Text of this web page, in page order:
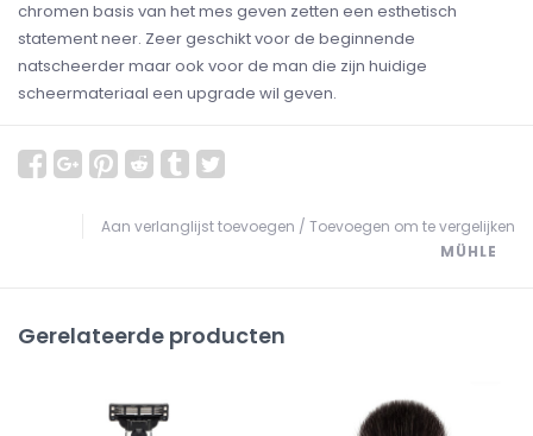
chromen basis van het mes geven zetten een esthetisch
statement neer. Zeer geschikt voor de beginnende
natscheerder maar ook voor de man die zijn huidige
scheermateriaal een upgrade wil geven.
Aan verlanglijst toevoegen / Toevoegen om te vergelijken
MÜHLE
Gerelateerde producten